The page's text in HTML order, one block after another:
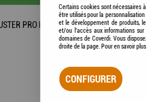
PRO Piège à mouches extérieur
Certains cookies sont nécessaires
être utilisés pour la
et le développement de produits,
et/ou l'accès aux informations sur
domaines de Coverdi. Vous
droite de la page. Pour en savoir
CONFIGURER